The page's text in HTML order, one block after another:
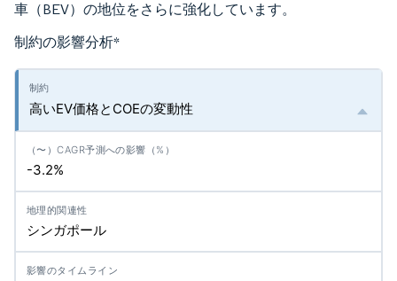
車（BEV）の地位をさらに強化しています。
制約の影響分析*
高いEV価格とCOEの変動性
-3.2%
シンガポール